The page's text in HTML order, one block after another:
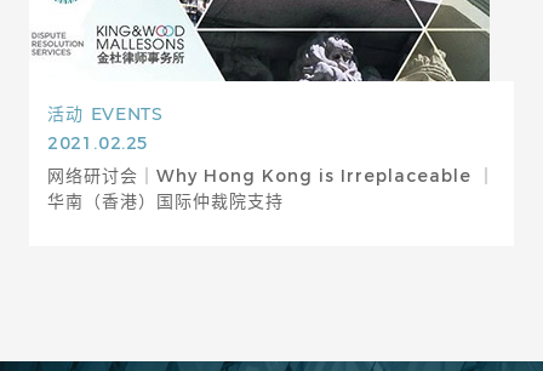
活动 EVENTS
2021.02.25
网络研讨会｜Why Hong Kong is Irreplaceable ｜
华南（香港）国际仲裁院支持